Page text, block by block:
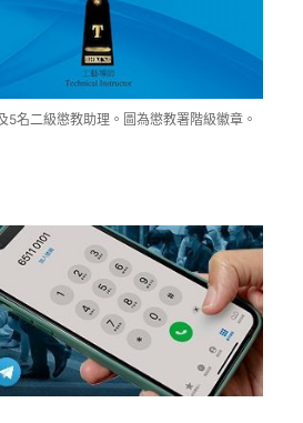
名二級懲教助理。圖為懲教署階級徽章。